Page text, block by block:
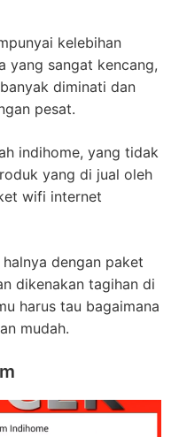
kelebihan
yang sangat kencang,
diminati dan
pesat.
indihome, yang tidak
yang di jual oleh
wifi internet
dengan paket
dikenakan tagihan di
harus tau bagaimana
mudah.